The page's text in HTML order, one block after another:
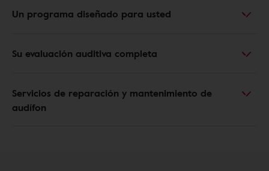
Un programa diseñado para usted
Su evaluación auditiva completa
Servicios de reparación y mantenimiento de
audífon